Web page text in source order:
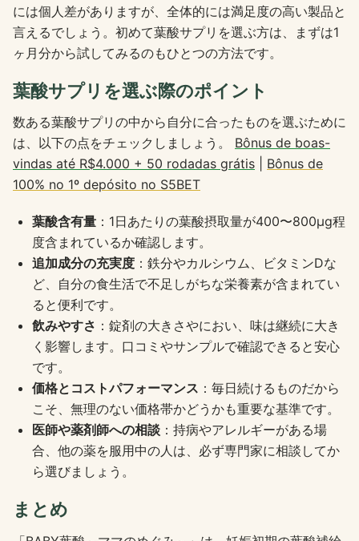
には個人差がありますが、全体的には満足度の高い製品と
言えるでしょう。初めて葉酸サプリを選ぶ方は、まずは1
ヶ月分から試してみるのもひとつの方法です。
葉酸サプリを選ぶ際のポイント
数ある葉酸サプリの中から自分に合ったものを選ぶために
は、以下の点をチェックしましょう。 Bônus de boas-
vindas até R$4.000 + 50 rodadas grátis
Bônus de
100% no 1º depósito no S5BET
葉酸含有量 ：1日あたりの葉酸摂取量が400〜800μg程
度含まれているか確認します。
追加成分の充実度 ：鉄分やカルシウム、ビタミンDな
ど、自分の食生活で不足しがちな栄養素が含まれてい
ると便利です。
飲みやすさ ：錠剤の大きさやにおい、味は継続に大き
く影響します。口コミやサンプルで確認できると安心
です。
価格とコストパフォーマンス ：毎日続けるものだから
こそ、無理のない価格帯かどうかも重要な基準です。
医師や薬剤師への相談 ：持病やアレルギーがある場
合、他の薬を服用中の人は、必ず専門家に相談してか
ら選びましょう。
まとめ